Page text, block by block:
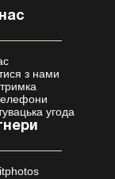
з нами
угода